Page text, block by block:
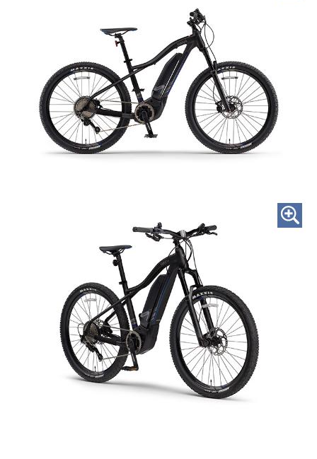
試乗・展示店を探す
カタログ請求をする